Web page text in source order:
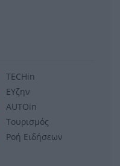
TECHin
ΕΥζην
AUTOin
Τουρισμός
Ροή Ειδήσεων